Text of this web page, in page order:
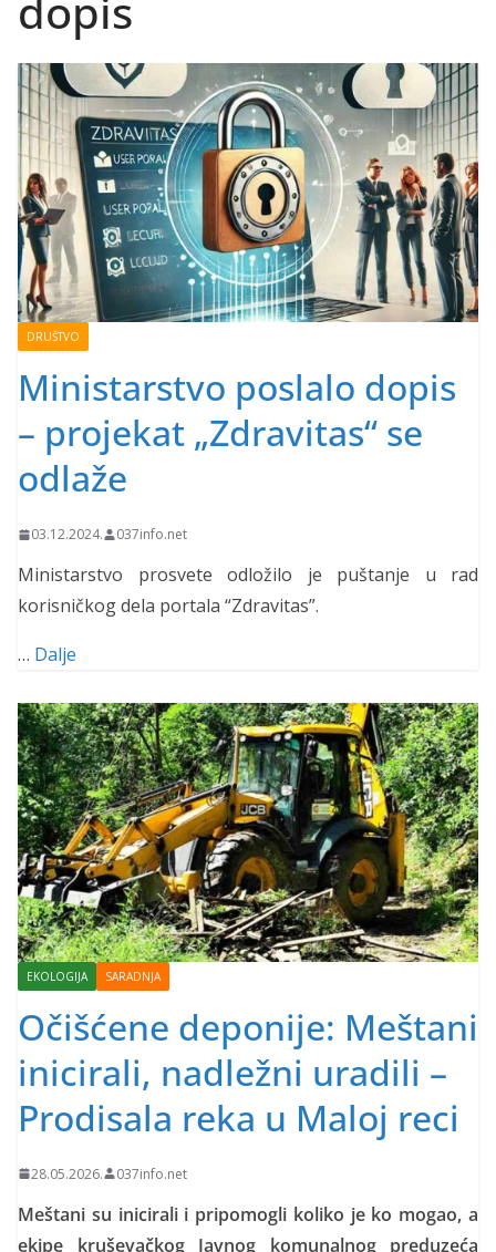
DRUŠTVO
Ministarstvo poslalo dopis
– projekat „Zdravitas“ se
odlaže
03.12.2024. 037info.net
Ministarstvo prosvete odložilo je puštanje u rad
korisničkog dela portala “Zdravitas”.
… Dalje
EKOLOGIJA SARADNJA
Očišćene deponije: Meštani
inicirali, nadležni uradili –
Prodisala reka u Maloj reci
28.05.2026. 037info.net
Meštani su inicirali i pripomogli koliko je ko mogao, a
ekipe kruševačkog Javnog komunalnog preduzeća